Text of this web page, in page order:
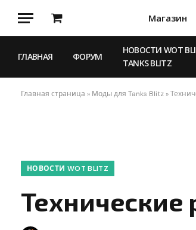
Корзина
Магазин
ГЛАВНАЯ ФОРУМ
НОВОСТИ WOT
TANKS BLITZ
Главная страница » Моды для Tanks Blitz »
НОВОСТИ WOT BLITZ
Технические